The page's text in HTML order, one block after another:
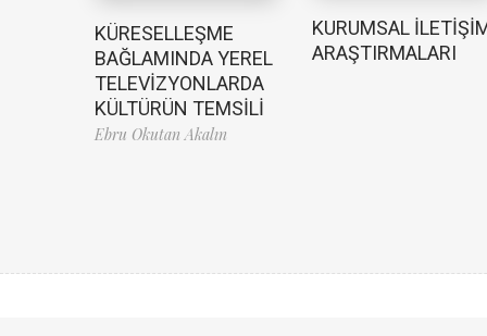
KÜRESELLEŞME
BAĞLAMINDA YEREL
TELEVİZYONLARDA
KÜLTÜRÜN TEMSİLİ
Ebru Okutan Akalın
KURUMSAL
ARAŞTIRMALARI